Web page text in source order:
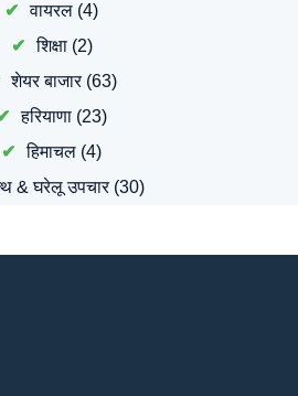
वायरल (4)
शिक्षा(2)
शेयर बाजार(63)
हरियाणा (23)
हिमाचल (4)
& घरेलू उपचार(30)